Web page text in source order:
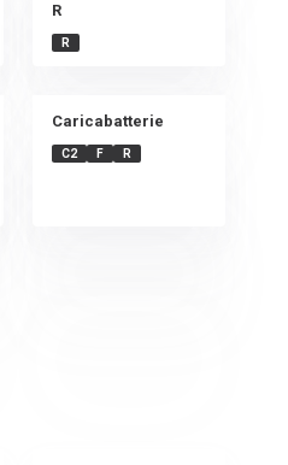
R
R
Caricabatterie
C2 F R